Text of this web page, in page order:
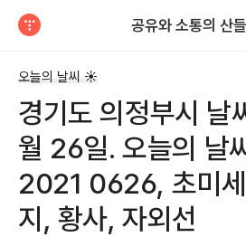
공유와 소통의 산
오늘의 날씨 ☀
경기도 의정부시
월 26일. 오늘의 날
2021 0626, 초미
지, 황사, 자외선